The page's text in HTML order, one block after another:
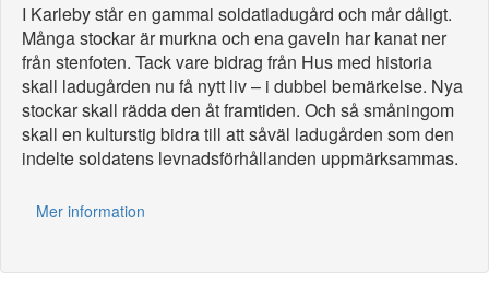
I Karleby står en gammal soldatladugård och mår dåligt.
Många stockar är murkna och ena gaveln har kanat ner
från stenfoten. Tack vare bidrag från Hus med historia
skall ladugården nu få nytt liv – i dubbel bemärkelse. Nya
stockar skall rädda den åt framtiden. Och så småningom
skall en kulturstig bidra till att såväl ladugården som den
indelte soldatens levnadsförhållanden uppmärksammas.
Mer information